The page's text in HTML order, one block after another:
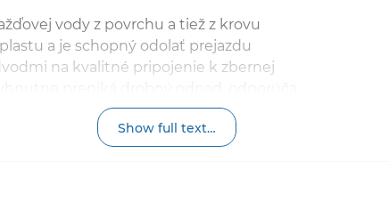
vody z povrchu a tiež z krovu
a je schopný odolať prejazdu
na kvalitné pripojenie k zbernej
na zabránenie vzniku nepríjemných
je potrebné pravidelne čistiť.
Show full text…